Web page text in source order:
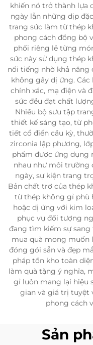
khiến nó trở thành lựa
ngày lẫn những dịp
trang sức làm từ thép
phong cách đồng bộ
phối riêng lẻ từng
sức này sử dụng thép
nổi tiếng nhờ khả năng
không gây dị ứng.
chính xác, mạ điện và
sức đều đạt chất
Nhiều bộ sưu tập
thiết kế sáng tạo, từ
tiết cổ điển cầu kỳ,
zirconia lập phương,
phẩm được ứng dụng
nhau như môi trường
ngày, sự kiện trang
Bản chất trơ của thép
từ thép không gỉ phù
hoặc dị ứng với kim
phục vụ đối tượng
đang tìm kiếm sự
mua quà mong muốn
đóng gói sẵn và đẹp
pháp tồn kho toàn
làm quà tặng ý nghĩa,
gỉ luôn mang lại hiệu
gian và giá trị tuyệt
phong cách
Sản